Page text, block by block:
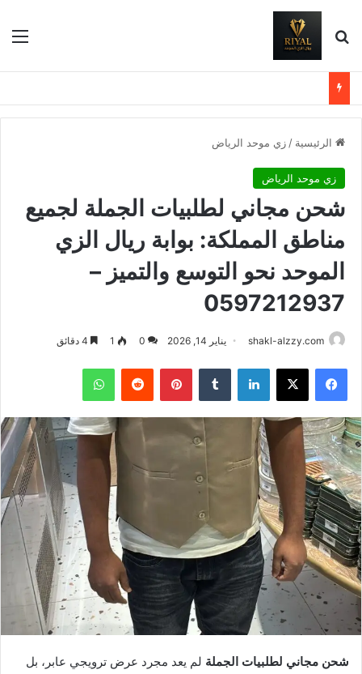
بحث عن
الرئيسية / زي موحد الرياض
زي موحد الرياض
شحن مجاني لطلبيات الجملة لجميع
مناطق المملكة: بوابة ريال الزي
الموحد نحو التوسع والتميز –
0597212937
shakl-alzzy.com يناير 14, 2026 0
1
فيسبوك X لينكدإن بينتيريست واتساب
شحن مجاني لطلبيات الجملة لم يعد مجرد عرض ترويجي عابر، بل